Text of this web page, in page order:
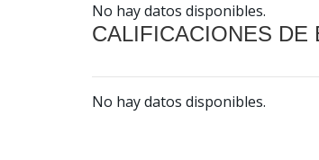
No hay datos disponibles.
CALIFICACIONES DE
No hay datos disponibles.